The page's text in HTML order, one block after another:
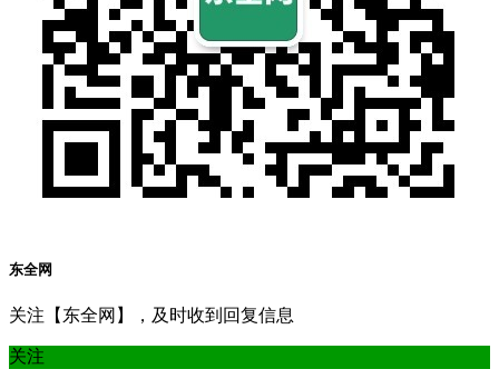
东全网
关注【东全网】，及时收到回复信息
关注